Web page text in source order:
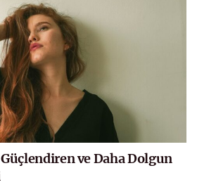
ve Daha Dolgun